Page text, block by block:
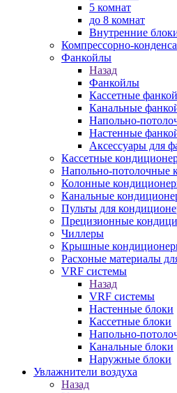
5 комнат
до 8 комнат
Внутренние
Компрессорно-
Фанкойлы
Назад
Фанкойлы
Кассетные
Канальные
Напольно-
Настенные
Аксессуары для
Кассетные
Напольно-потолочные
Колонные
Канальные
Пульты для
Прецизионные
Чиллеры
Крышные
Расхоные материалы
VRF системы
Назад
VRF системы
Настенные блоки
Кассетные блоки
Напольно-
Канальные блоки
Наружные блоки
Увлажнители воздуха
Назад